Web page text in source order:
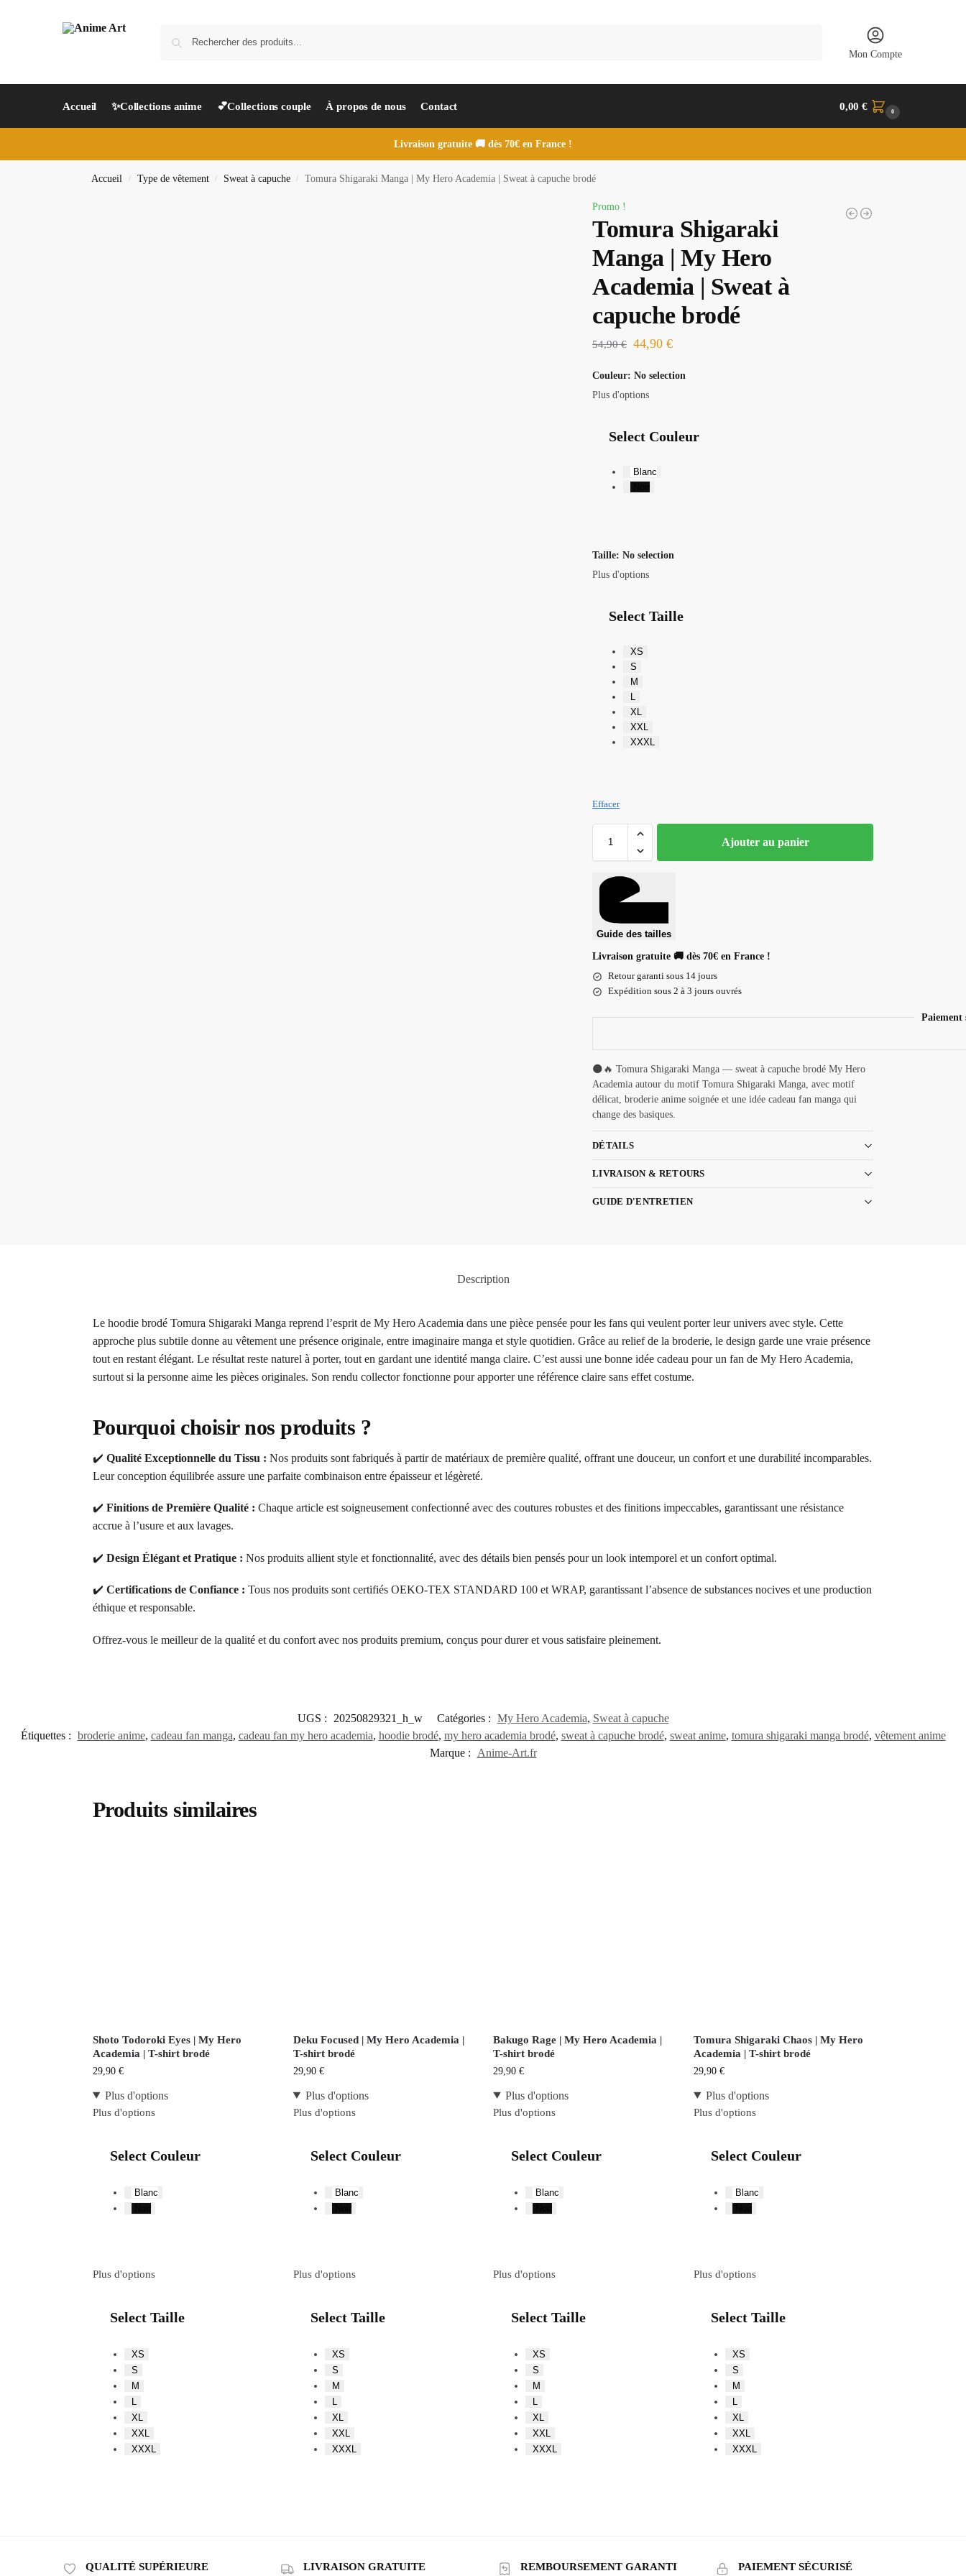
Mon Compte
Accueil ✨Collections anime 💕Collections couple À propos de nous Contact 0,00€ 0
Livraison gratuite 🚚 dès 70€ en France !
Accueil / Type de vêtement / Sweat à capuche / Tomura Shigaraki Manga | My Hero Academia | Sweat à capuche brodé
Promo !
Tomura Shigaraki
Manga | My Hero
Academia | Sweat à
capuche brodé
54,90€ 44,90€
Couleur: No selection
Plus d'options
Select Couleur
Blanc
Taille: No selection
Plus d'options
Select Taille
XS
S
M
L
XL
XXL
XXXL
Effacer
Ajouter au panier
Guide des tailles
Livraison gratuite 🚚 dès 70€ en France !
Retour garanti sous 14 jours
Expédition sous 2 à 3 jours ouvrés
Paiement
🌑🔥 Tomura Shigaraki Manga — sweat à capuche brodé My Hero
Academia autour du motif Tomura Shigaraki Manga, avec motif
délicat, broderie anime soignée et une idée cadeau fan manga qui
change des basiques.
DÉTAILS
LIVRAISON & RETOURS
GUIDE D'ENTRETIEN
Description
Le hoodie brodé Tomura Shigaraki Manga reprend l’esprit de My Hero Academia dans une pièce pensée pour les fans qui veulent porter leur univers avec style. Cette
approche plus subtile donne au vêtement une présence originale, entre imaginaire manga et style quotidien. Grâce au relief de la broderie, le design garde une vraie présence
tout en restant élégant. Le résultat reste naturel à porter, tout en gardant une identité manga claire. C’est aussi une bonne idée cadeau pour un fan de My Hero Academia,
surtout si la personne aime les pièces originales. Son rendu collector fonctionne pour apporter une référence claire sans effet costume.
Pourquoi choisir nos produits ?
✔️ Qualité Exceptionnelle du Tissu : Nos produits sont fabriqués à partir de matériaux de première qualité, offrant une douceur, un confort et une durabilité incomparables.
Leur conception équilibrée assure une parfaite combinaison entre épaisseur et légèreté.
✔️ Finitions de Première Qualité : Chaque article est soigneusement confectionné avec des coutures robustes et des finitions impeccables, garantissant une résistance
accrue à l’usure et aux lavages.
✔️ Design Élégant et Pratique : Nos produits allient style et fonctionnalité, avec des détails bien pensés pour un look intemporel et un confort optimal.
✔️ Certifications de Confiance : Tous nos produits sont certifiés OEKO-TEX STANDARD 100 et WRAP, garantissant l’absence de substances nocives et une production
éthique et responsable.
Offrez-vous le meilleur de la qualité et du confort avec nos produits premium, conçus pour durer et vous satisfaire pleinement.
UGS : 20250829321_h_w Catégories : My Hero Academia, Sweat à capuche
Étiquettes : broderie anime, cadeau fan manga, cadeau fan my hero academia, hoodie brodé, my hero academia brodé, sweat à capuche brodé, sweat anime, tomura shigaraki manga brodé, vêtement anime
Marque :
Anime-Art.fr
Produits similaires
Shoto Todoroki Eyes | My Hero
Academia | T-shirt brodé
29,90 €
Plus d'options
Plus d'options
Select Couleur
Blanc
Noir
Plus d'options
Select Taille
XS
S
M
XL
XXL
XXXL
Deku Focused | My Hero Academia |
T-shirt brodé
29,90 €
Plus d'options
Plus d'options
Select Couleur
Blanc
Plus d'options
Select Taille
XS
S
M
XL
XXL
XXXL
Bakugo Rage | My Hero Academia |
T-shirt brodé
29,90€
Plus d'options
Plus d'options
Select Couleur
Blanc
Plus d'options
Select Taille
XS
S
M
XL
XXL
XXXL
Tomura Shigaraki Chaos | My Hero
Academia | T-shirt brodé
29,90€
Plus d'options
Plus d'options
Select Couleur
Blanc
Noir
Plus d'options
Select Taille
XS
S
M
XL
XXL
XXXL
QUALITÉ SUPÉRIEURE LIVRAISON GRATUITE REMBOURSEMENT GARANTI PAIEMENT SÉCURISÉ